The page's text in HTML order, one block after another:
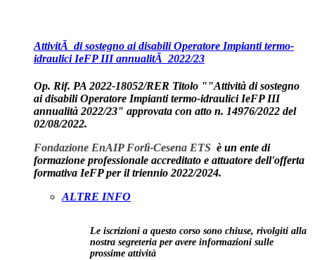
AttivitÃ di sostegno ai disabili Operatore Impianti termo-
idraulici IeFP III annualitÃ 2022/23
Op. Rif. PA 2022-18052/RER Titolo ""Attività di sostegno
ai disabili Operatore Impianti termo-idraulici IeFP III
annualità 2022/23" approvata con atto n. 14976/2022 del
02/08/2022.
Fondazione EnAIP Forlì-Cesena ETS è un ente di
formazione professionale accreditato e attuatore dell'offerta
formativa IeFP per il triennio 2022/2024.
ALTRE INFO
Le iscrizioni a questo corso sono chiuse, rivolgiti alla
nostra segreteria per avere informazioni sulle
prossime attività